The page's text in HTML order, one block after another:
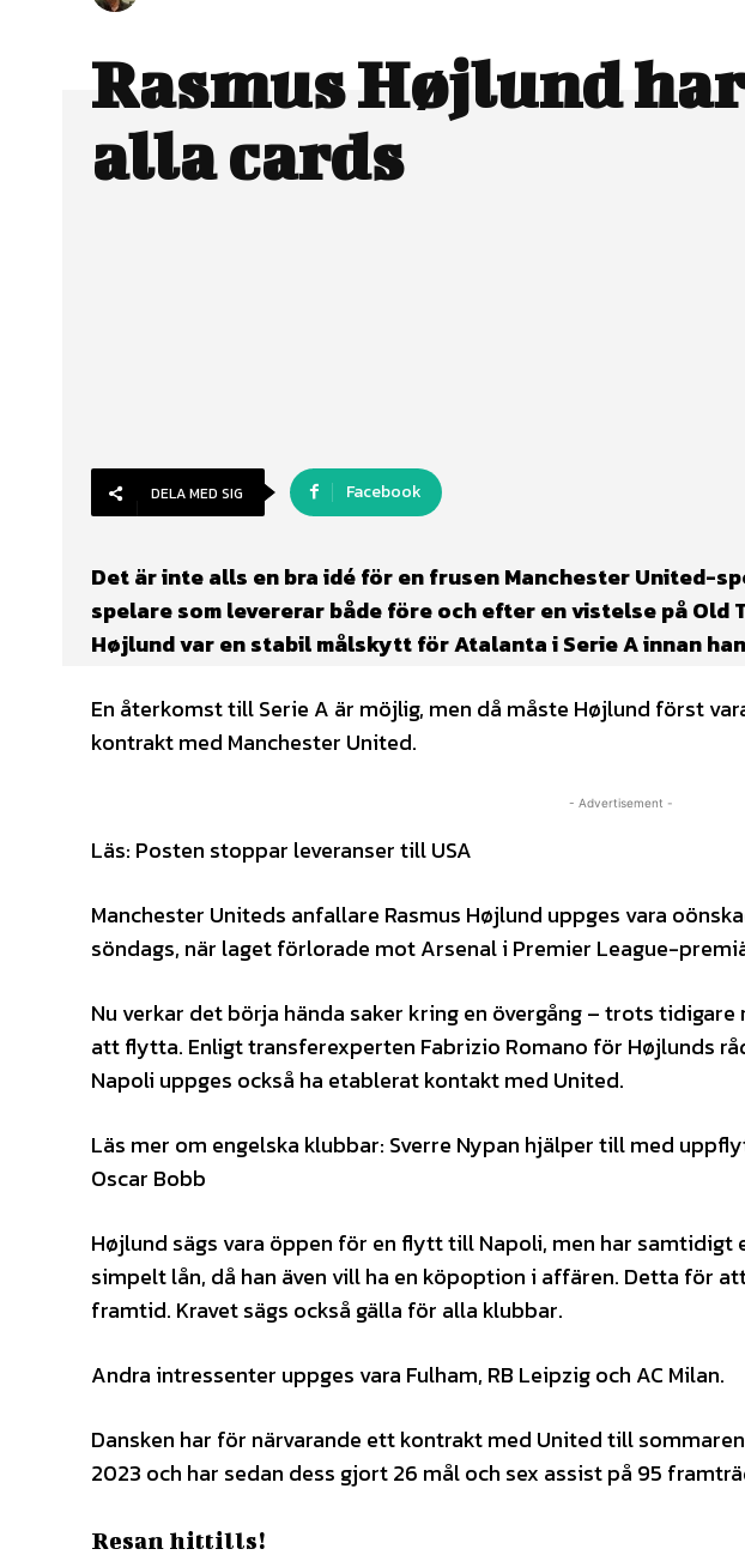
Rasmus Højlund har
alla cards
DELA MED SIG Facebook
Det är inte alls en bra idé för en frusen Manchester United-
spelare som levererar både före och efter en vistelse på Old
Højlund var en stabil målskytt för Atalanta i Serie A innan
En återkomst till Serie A är möjlig, men då måste Højlund först
kontrakt med Manchester United.
- Advertisement -
Läs: Posten stoppar leveranser till USA
Manchester Uniteds anfallare Rasmus Højlund uppges vara
söndags, när laget förlorade mot Arsenal i Premier League-
Nu verkar det börja hända saker kring en övergång – trots
att flytta. Enligt transferexperten Fabrizio Romano för Højlunds
Napoli uppges också ha etablerat kontakt med United.
Läs mer om engelska klubbar: Sverre Nypan hjälper till med
Oscar Bobb
Højlund sägs vara öppen för en flytt till Napoli, men har
simpelt lån, då han även vill ha en köpoption i affären. Detta för
framtid. Kravet sägs också gälla för alla klubbar.
Andra intressenter uppges vara Fulham, RB Leipzig och AC Milan.
Dansken har för närvarande ett kontrakt med United till
2023 och har sedan dess gjort 26 mål och sex assist på 95
Resan hittills!